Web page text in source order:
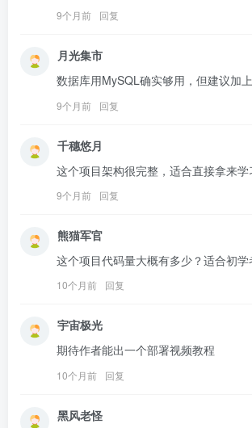
9个月前 回复
月光集市
数据库用MySQL确实够用，但建议加
9个月前 回复
千穗悠月
这个项目架构很完整，适合直接拿来学
9个月前 回复
熊猫军官
这个项目代码量大概有多少？适合初学
10个月前 回复
宇宙极光
期待作者能出一个部署视频教程
10个月前 回复
黑风老怪